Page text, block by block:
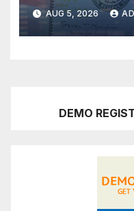
AUG 5, 2026
DEMO